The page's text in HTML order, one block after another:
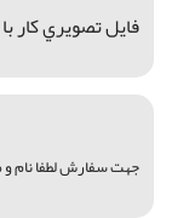
فايل تصويري كار با
جهت سفارش لطفا نام و